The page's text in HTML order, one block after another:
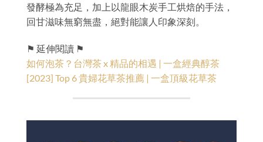
發酵極為充足，加上以龍眼木炭手工烘焙的手法，
回甘滋味無窮無盡，絕對能讓人印象深刻。
⚑ 延伸閱讀 ⚑
如何泡茶？台灣茶 x 精品的相遇 | 一盒經典醇茶
[2023] Top 6 貴婦花草茶推薦 | 一盒頂級花草茶